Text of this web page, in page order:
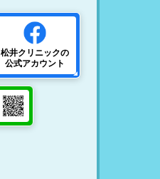
松井クリニックの
公式アカウント